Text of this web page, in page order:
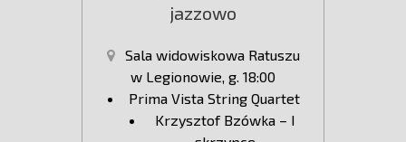
jazzowo
Sala widowiskowa Ratuszu
w Legionowie, g. 18:00
Prima Vista String Quartet
Krzysztof Bzówka – I